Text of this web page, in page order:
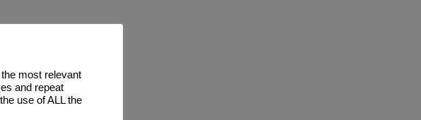
facciamo
most relevant
and repeat
use of ALL the